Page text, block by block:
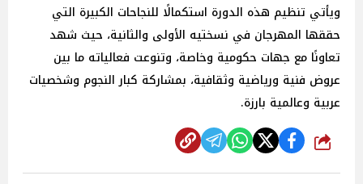
ويأتي تنظيم هذه الدورة استكمالًا للنجاحات الكبيرة التي
حققها المهرجان في نسختيه الأولى والثانية، حيث شهد
تعاونًا مع جهات حكومية وخاصة، وتنوعت فعالياته ما بين
عروض فنية ورياضية وثقافية، بمشاركة كبار النجوم وشخصيات
عربية وعالمية بارزة.
شارك